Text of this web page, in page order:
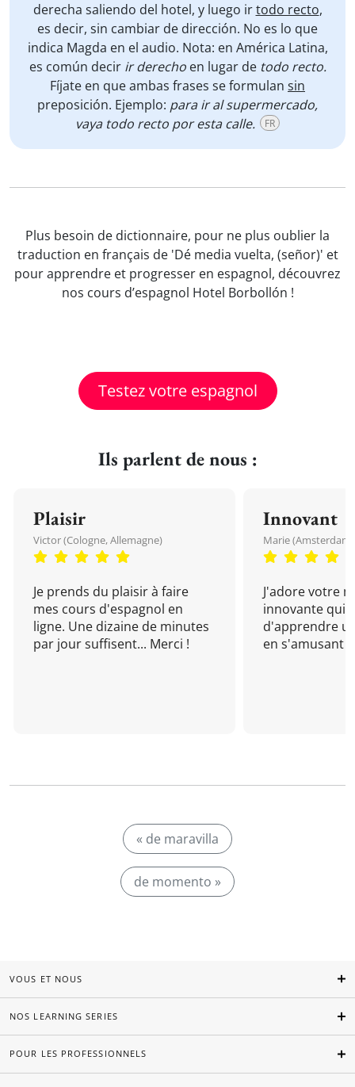
derecha saliendo del hotel, y luego irtodo recto,
es decir, sin cambiar de dirección. No es lo que
indica Magda en el audio. Nota: en América Latina,
es común decir ir derecho en lugar de todo recto.
Fíjate en que ambas frases se formulan sin
preposición. Ejemplo: para ir al supermercado,
vaya todo recto por esta calle.
FR
Plus besoin de dictionnaire, pour ne plus oublier la
traduction en français de 'Dé media vuelta, (señor)' et
pour apprendre et progresser en espagnol, découvrez
nos cours d’espagnol Hotel Borbollón !
Testez votre espagnol
Ils parlent de nous :
Plaisir
Victor (Cologne, Allemagne)
Je prends du plaisir à faire
mes cours d'espagnol en
ligne. Une dizaine de minutes
par jour suffisent... Merci !
Innovant
Marie (Amsterdam,
J'adore votre
innovante qui
d'apprendre
en s'amusant !
« de maravilla
de momento »
VOUS ET NOUS
NOS LEARNING SERIES
POUR LES PROFESSIONNELS